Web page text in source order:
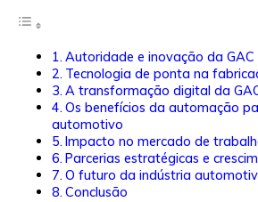
Autoridade e inovação da GAC
Tecnologia de ponta na
A transformação digital da
Os benefícios da automação
automotivo
Impacto no mercado de
Parcerias estratégicas e
O futuro da indústria
Conclusão